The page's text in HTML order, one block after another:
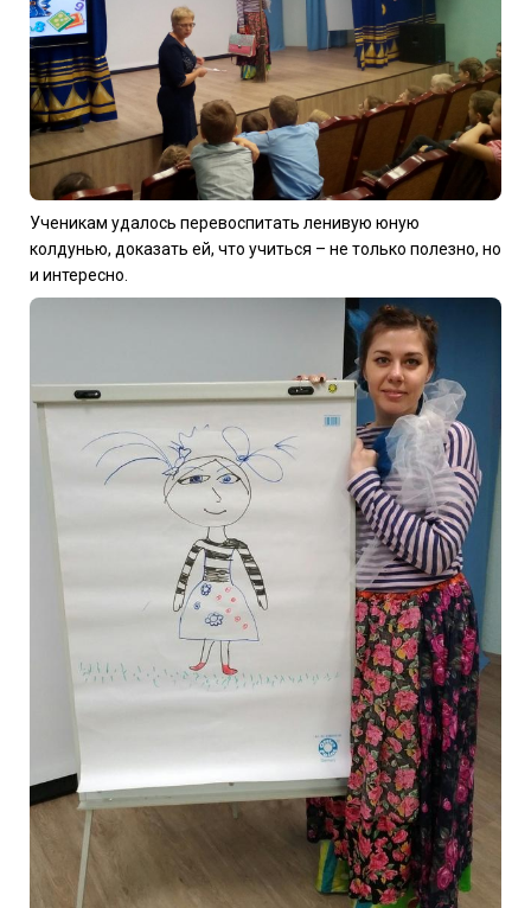
Ученикам удалось перевоспитать ленивую юную
колдунью, доказать ей, что учиться – не только полезно, но
и интересно.